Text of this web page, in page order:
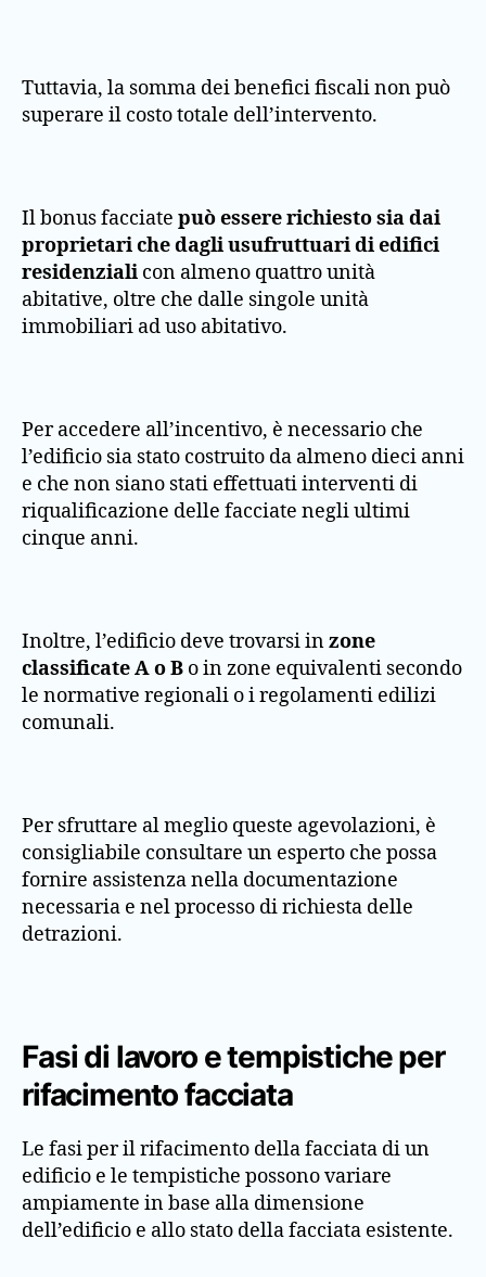
Tuttavia, la somma dei benefici fiscali non può
superare il costo totale dell’intervento​.
Il bonus facciate può essere richiesto sia dai
proprietari che dagli usufruttuari di edifici
residenziali con almeno quattro unità
abitative, oltre che dalle singole unità
immobiliari ad uso abitativo.
Per accedere all’incentivo, è necessario che
l’edificio sia stato costruito da almeno dieci anni
e che non siano stati effettuati interventi di
riqualificazione delle facciate negli ultimi
cinque anni.
Inoltre, l’edificio deve trovarsi inzone
classificate A o B o in zone equivalenti secondo
le normative regionali o i regolamenti edilizi
comunali​.
Per sfruttare al meglio queste agevolazioni, è
consigliabile consultare un esperto che possa
fornire assistenza nella documentazione
necessaria e nel processo di richiesta delle
detrazioni.
Fasi di lavoro e tempistiche per
rifacimento facciata
Le fasi per il rifacimento della facciata di un
edificio e le tempistiche possono variare
ampiamente in base alla dimensione
dell’edificio e allo stato della facciata esistente.